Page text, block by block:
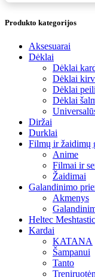
Produkto kategorijos
Aksesuarai
Dėklai
Dėklai
Dėklai
Dėklai
Dėklai
Diržai
Durklai
Filmų ir žaidimų
Anime
Filmai ir
Žaidimai
Galandinimo
Akmenys
Heltec
Kardai
KATANA
Šampanui
Tanto